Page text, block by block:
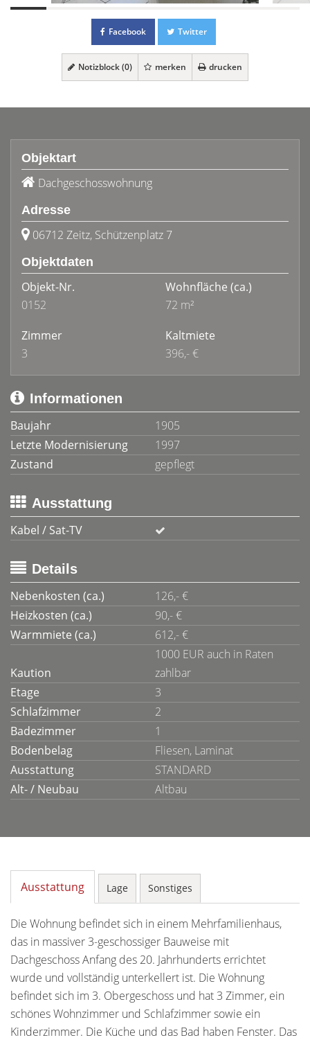
Facebook Twitter
Notizblock (0) merken drucken
Objektart
Dachgeschosswohnung
Adresse
06712 Zeitz, Schützenplatz 7
Objektdaten
Objekt-Nr.
0152
Wohnfläche (ca.)
72 m²
Zimmer
3
Kaltmiete
396,- €
Informationen
Baujahr
1905
Letzte Modernisierung
1997
Zustand
gepflegt
Ausstattung
Kabel / Sat-TV
Details
Nebenkosten (ca.)
126,- €
Heizkosten (ca.)
90,- €
Warmmiete (ca.)
612,- €
Kaution
1000 EUR auch in Raten
zahlbar
Etage
3
Schlafzimmer
2
Badezimmer
1
Bodenbelag
Fliesen, Laminat
Ausstattung
STANDARD
Alt- / Neubau
Altbau
Ausstattung Lage Sonstiges
Die Wohnung befindet sich in einem Mehrfamilienhaus,
das in massiver 3-geschossiger Bauweise mit
Dachgeschoss Anfang des 20. Jahrhunderts errichtet
wurde und vollständig unterkellert ist. Die Wohnung
befindet sich im 3. Obergeschoss und hat 3 Zimmer, ein
schönes Wohnzimmer und Schlafzimmer sowie ein
Kinderzimmer. Die Küche und das Bad haben Fenster. Das